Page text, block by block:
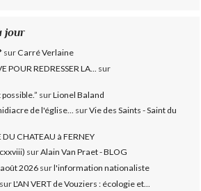
jour
surCarré Verlaine
POUR REDRESSER LA...
sur
surLionel Baland
de l'église... surVie des Saints - Saint du
DU CHATEAU à FERNEY
surAlain Van Praet - BLOG
2026 surl'information nationaliste
surL'AN VERT de Vouziers : écologie et...